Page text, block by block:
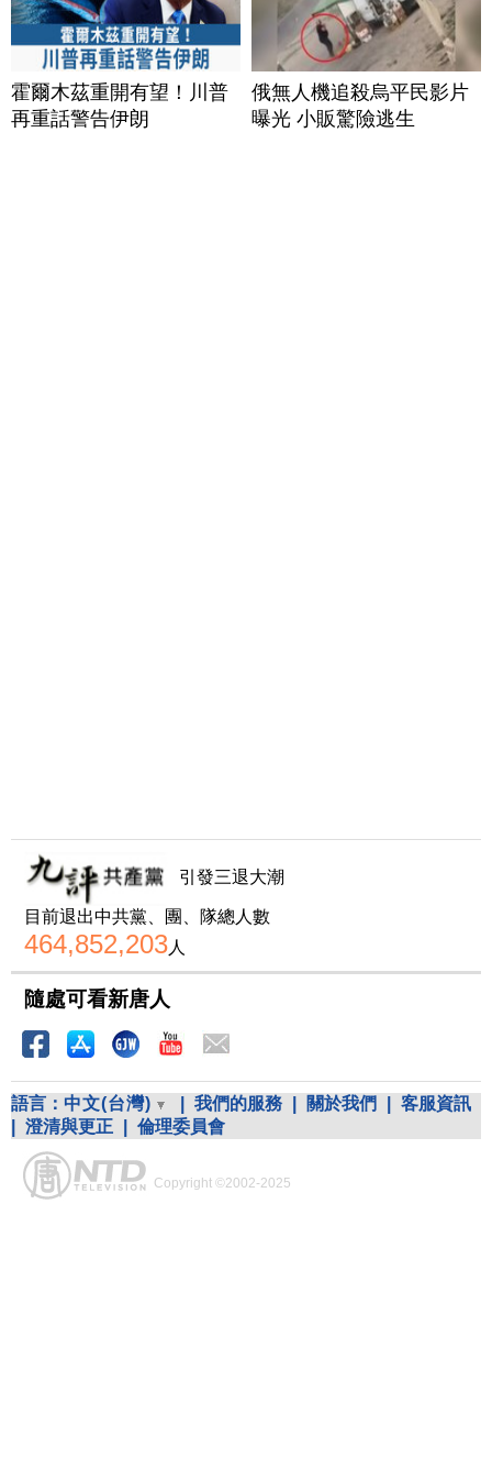
霍爾木茲重開有望！川普
再重話警告伊朗
俄無人機追殺烏平民影片
曝光 小販驚險逃生
引發三退大潮
目前退出中共黨、團、隊總人數
464,852,203人
隨處可看新唐人
語言： 中文(台灣) 我們的服務 關於我們
客服資訊
澄清與更正 倫理委員會
Copyright ©2002-2025